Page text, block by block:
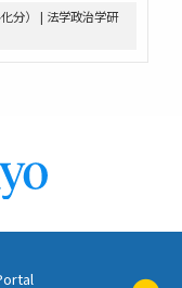
分） | 法学政治学研